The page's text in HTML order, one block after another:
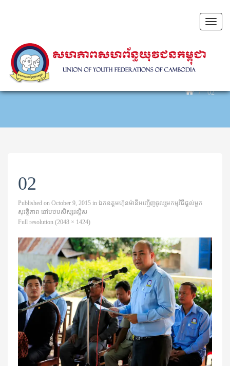
Toggle
02
02
Published on October 9, 2015 in ឯកឧត្តមហ៊ុនម៉ានីអញ្ចើញចូលរួមកម្មវិធីផ្តល់មួក
សុវត្ថិភាព នៅបឋមសិស្សវល្លិស
Full resolution (2048 × 1424)